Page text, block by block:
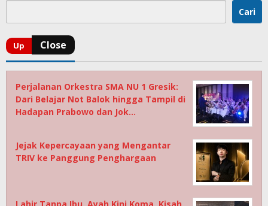
Cari
Perjalanan Orkestra SMA NU 1 Gresik:
Dari Belajar Not Balok hingga Tampil di
Hadapan Prabowo dan Jok…
Jejak Kepercayaan yang Mengantar
TRIV ke Panggung Penghargaan
Lahir Tanpa Ibu, Ayah Kini Koma, Kisah